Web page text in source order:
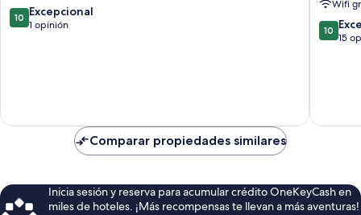
10.0
de
10 Excepcional
1 opinión
Wifi
10.0
de
10
15
Comparar propiedades similares
Inicia sesión y reserva para acumular crédito OneKeyCash en
miles de hoteles. ¡Más recompensas te llevan a más aventuras!